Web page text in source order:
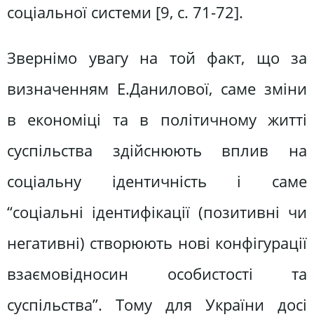
соціальної системи [9, c. 71-72].
Звернімо увагу на той факт, що за
визначенням Е.Данилової, саме зміни
в економіці та в політичному житті
суспільства здійснюють вплив на
соціальну ідентичність і саме
“соціальні ідентифікації (позитивні чи
негативні) створюють нові конфігурації
взаємовідносин особистості та
суспільства”. Тому для України досі